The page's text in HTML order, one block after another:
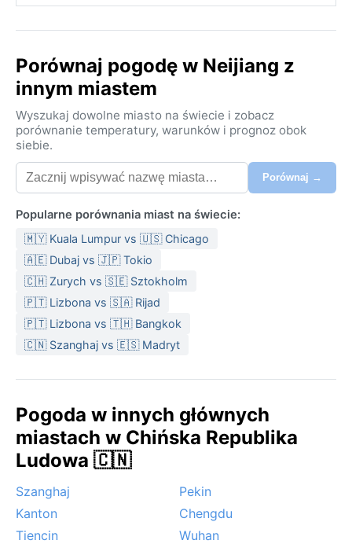
Porównaj pogodę w Neijiang z
innym miastem
Wyszukaj dowolne miasto na świecie i zobacz
porównanie temperatury, warunków i prognoz obok
siebie.
Porównaj →
Popularne porównania miast na świecie:
🇲🇾 Kuala Lumpur vs 🇺🇸 Chicago
🇦🇪 Dubaj vs 🇯🇵 Tokio
🇨🇭 Zurych vs 🇸🇪 Sztokholm
🇵🇹 Lizbona vs 🇸🇦 Rijad
🇵🇹 Lizbona vs 🇹🇭 Bangkok
🇨🇳 Szanghaj vs 🇪🇸 Madryt
Pogoda w innych głównych
miastach w Chińska Republika
Ludowa 🇨🇳
Szanghaj
Pekin
Kanton
Chengdu
Tiencin
Wuhan